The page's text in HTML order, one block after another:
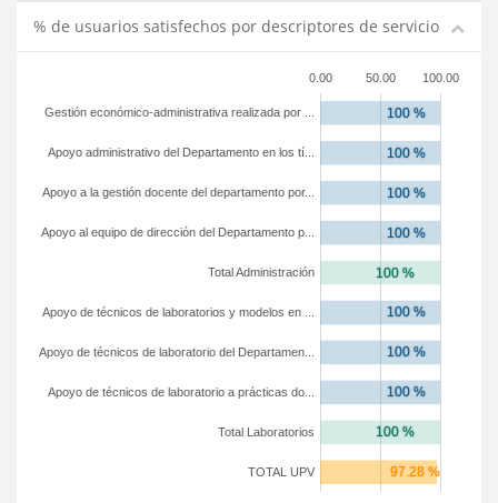
% de usuarios satisfechos por descriptores de servicio
0.00 50.00 100.00
TOTAL UPV
Total Laboratorios
Apoyo de técnicos de laboratorio a prácticas do...
Apoyo de técnicos de laboratorio del Departamen...
Apoyo de técnicos de laboratorios y modelos en ...
Total Administración
Apoyo al equipo de dirección del Departamento p...
Apoyo a la gestión docente del departamento por...
Apoyo administrativo del Departamento en los tí...
Gestión económico-administrativa realizada por ...